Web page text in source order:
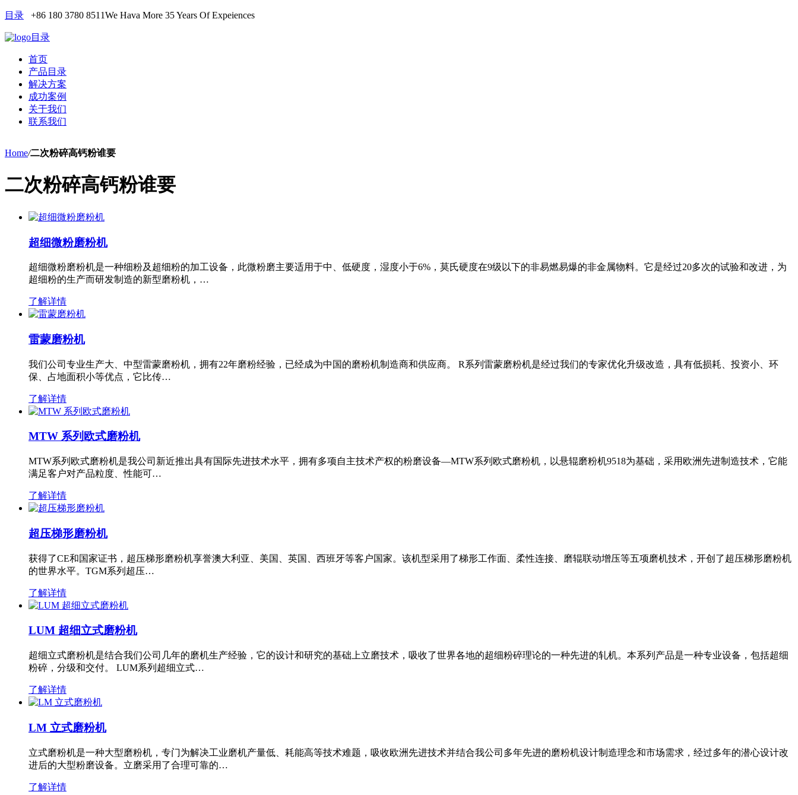
目录 +86 180 3780 8511We Hava More 35 Years Of Expeiences
目录
首页
产品目录
解决方案
成功案例
关于我们
联系我们
Home/二次粉碎高钙粉谁要
二次粉碎高钙粉谁要
超细微粉磨粉机
超细微粉磨粉机是一种细粉及超细粉的加工设备，此微粉磨主要适用于中、低硬度，湿度小于6%，莫氏硬度在9级以下的非易燃易爆的非金属物料。它是经过20多次的试验和改进，为
超细粉的生产而研发制造的新型磨粉机，…
了解详情
雷蒙磨粉机
我们公司专业生产大、中型雷蒙磨粉机，拥有22年磨粉经验，已经成为中国的磨粉机制造商和供应商。 R系列雷蒙磨粉机是经过我们的专家优化升级改造，具有低损耗、投资小、环
保、占地面积小等优点，它比传…
了解详情
MTW 系列欧式磨粉机
MTW系列欧式磨粉机是我公司新近推出具有国际先进技术水平，拥有多项自主技术产权的粉磨设备—MTW系列欧式磨粉机，以悬辊磨粉机9518为基础，采用欧洲先进制造技术，它能
满足客户对产品粒度、性能可…
了解详情
超压梯形磨粉机
获得了CE和国家证书，超压梯形磨粉机享誉澳大利亚、美国、英国、西班牙等客户国家。该机型采用了梯形工作面、柔性连接、磨辊联动增压等五项磨机技术，开创了超压梯形磨粉机
的世界水平。TGM系列超压…
了解详情
LUM 超细立式磨粉机
超细立式磨粉机是结合我们公司几年的磨机生产经验，它的设计和研究的基础上立磨技术，吸收了世界各地的超细粉碎理论的一种先进的轧机。本系列产品是一种专业设备，包括超细
粉碎，分级和交付。 LUM系列超细立式…
了解详情
LM 立式磨粉机
立式磨粉机是一种大型磨粉机，专门为解决工业磨机产量低、耗能高等技术难题，吸收欧洲先进技术并结合我公司多年先进的磨粉机设计制造理念和市场需求，经过多年的潜心设计改
进后的大型粉磨设备。立磨采用了合理可靠的…
了解详情